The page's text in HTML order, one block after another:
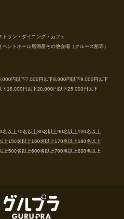
トラン・ダイニング・カフェ
ベントホール居酒屋その他会場（クルーズ船等）
円以下7,000円以下8,000円以下9,000円以下
下18,000円以下20,000円以下25,000円以下
名以上70名以上80名以上90名以上100名以上
上150名以上160名以上170名以上180名以上
上500名以上600名以上700名以上800名以上